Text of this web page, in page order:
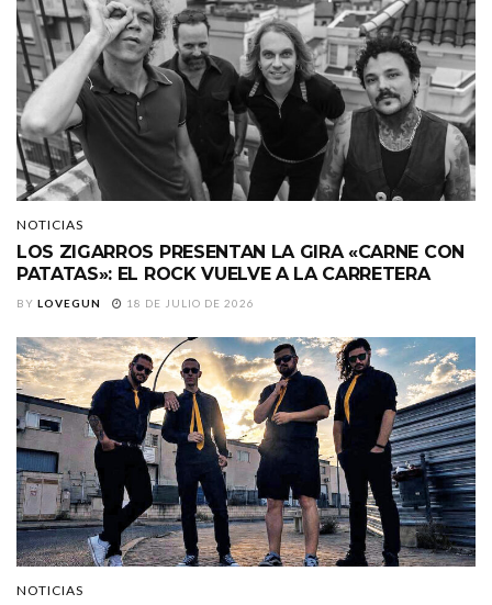
NOTICIAS
LOS ZIGARROS PRESENTAN LA GIRA «CARNE CON
PATATAS»: EL ROCK VUELVE A LA CARRETERA
BY LOVEGUN 18 DE JULIO DE 2026
NOTICIAS